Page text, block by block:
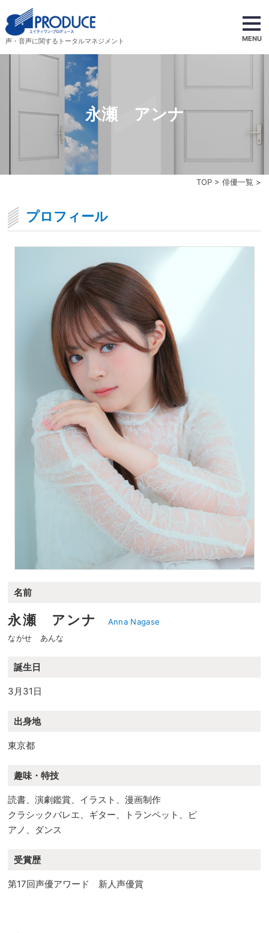
声・音声に関するトータルマネジメント MENU
TOP> 俳優一覧 >
永瀬 アンナ
プロフィール
名前
永瀬 アンナ
Anna Nagase
ながせ あんな
誕生日
3月31日
出身地
東京都
趣味・特技
読書、演劇鑑賞、イラスト、漫画制作
クラシックバレエ、ギター、トランペット、ピ
アノ、ダンス
受賞歴
第17回声優アワード 新人声優賞